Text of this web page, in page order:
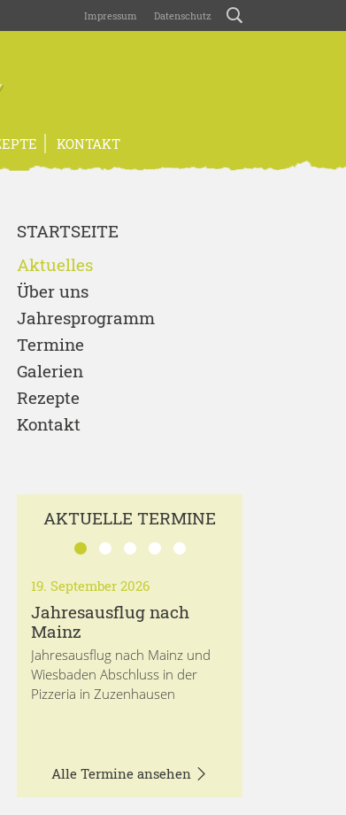
Impressum Datenschutz
KONTAKT
STARTSEITE
Aktuelles
Über uns
Jahresprogramm
Termine
Galerien
Rezepte
Kontakt
AKTUELLE TERMINE
19. September 2026
Jahresausflug nach
Mainz
Jahresausflug nach Mainz und
Wiesbaden Abschluss in der
Pizzeria in Zuzenhausen
Alle Termine ansehen